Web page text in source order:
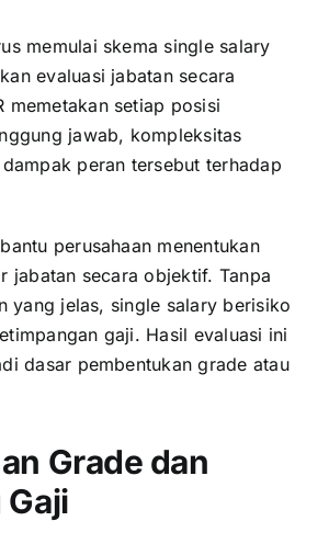
memulai skema single salary
evaluasi jabatan secara
memetakan setiap posisi
jawab, kompleksitas
peran tersebut terhadap
perusahaan menentukan
jabatan secara objektif. Tanpa
yang jelas, single salary berisiko
gaji. Hasil evaluasi ini
dasar pembentukan grade atau
Grade dan
Gaji